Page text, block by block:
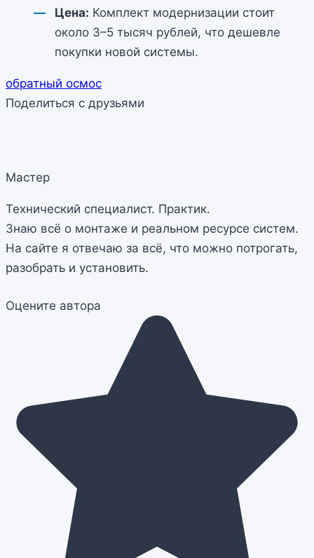
Цена: Комплект модернизации стоит
около 3–5 тысяч рублей, что дешевле
покупки новой системы.
обратный осмос
Поделиться с друзьями
Мастер
Технический специалист. Практик.
Знаю всё о монтаже и реальном ресурсе систем.
На сайте я отвечаю за всё, что можно потрогать,
разобрать и установить.
Оцените автора